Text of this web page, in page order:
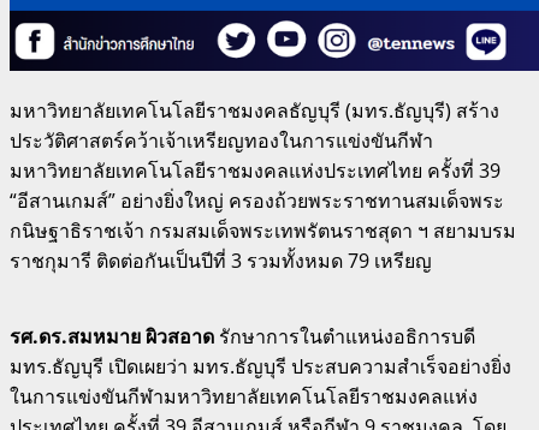
มหาวิทยาลัยเทคโนโลยีราชมงคลธัญบุรี (มทร.ธัญบุรี) สร้าง
ประวัติศาสตร์คว้าเจ้าเหรียญทองในการแข่งขันกีฬา
มหาวิทยาลัยเทคโนโลยีราชมงคลแห่งประเทศไทย ครั้งที่ 39
“อีสานเกมส์” อย่างยิ่งใหญ่ ครองถ้วยพระราชทานสมเด็จพระ
กนิษฐาธิราชเจ้า กรมสมเด็จพระเทพรัตนราชสุดา ฯ สยามบรม
ราชกุมารี ติดต่อกันเป็นปีที่ 3 รวมทั้งหมด 79 เหรียญ
รศ.ดร.สมหมาย ผิวสอาด รักษาการในตำแหน่งอธิการบดี
มทร.ธัญบุรี เปิดเผยว่า มทร.ธัญบุรี ประสบความสำเร็จอย่างยิ่ง
ในการแข่งขันกีฬามหาวิทยาลัยเทคโนโลยีราชมงคลแห่ง